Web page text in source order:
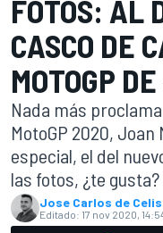
FOTOS: AL
CASCO DE
MOTOGP
Nada más
MotoGP 2020,
especial, el del
las fotos, ¿te gusta?
Jose Carlos de Celis
Editado: 17 nov 2020,